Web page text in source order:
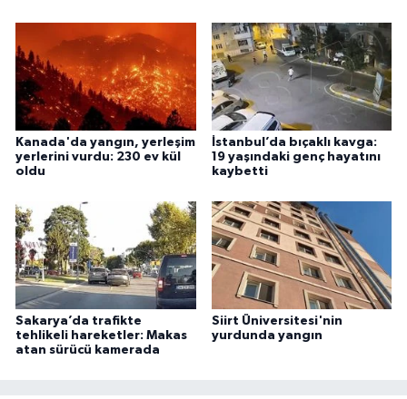
Kanada'da yangın, yerleşim
yerlerini vurdu: 230 ev kül
oldu
İstanbul’da bıçaklı kavga:
19 yaşındaki genç hayatını
kaybetti
Sakarya’da trafikte
tehlikeli hareketler: Makas
atan sürücü kamerada
Siirt Üniversitesi'nin
yurdunda yangın